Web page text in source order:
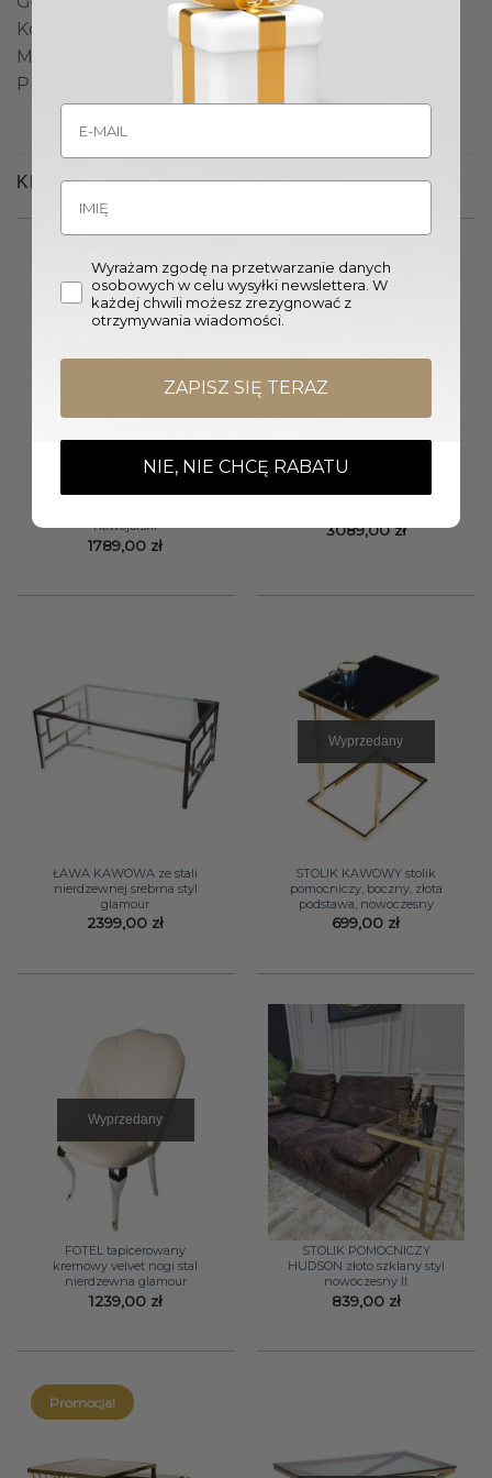
Kolor krzesła: Beżowy
Materiał: Tkanina
Producent: MaMaison
KLIENCI OGLĄDALI RÓWNIEŻ
Wyprzedany
STOLIK POMOCNICZY NEW
nowojorski
1789,00 zł
KONSOLA EMPIRE złoto
3089,00zł
ŁAWA KAWOWA ze stali
nierdzewnej srebrna styl
glamour
2399,00 zł
Wyprzedany
STOLIK KAWOWY stolik
pomocniczy, boczny, złota
podstawa, nowoczesny
699,00 zł
Wyprzedany
FOTEL tapicerowany
kremowy velvet nogi stal
nierdzewna glamour
1239,00 zł
STOLIK POMOCNICZY
HUDSON złoto szklany styl
nowoczesny II
839,00 zł
Promocja!
Wyrażam zgodę na przetwarzanie danych
osobowych w celu wysyłki newslettera. W
każdej chwili możesz zrezygnować z
otrzymywania wiadomości.
ZAPISZ SIĘ TERAZ
NIE, NIE CHCĘ RABATU